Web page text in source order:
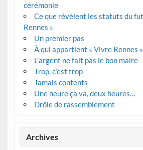
cérémonie
Ce que révèlent les statuts du
Rennes »
Un premier pas
À qui appartient « Vivre Rennes »
L’argent ne fait pas le bon maire
Trop, c’est trop
Jamais contents
Une heure ça va, deux heures…
Drôle de rassemblement
Archives